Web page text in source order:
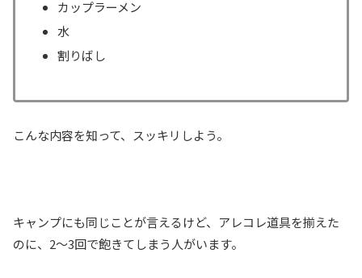
カップラーメン
水
割りばし
こんな内容を知って、スッキリしよう。
キャンプにも同じことが言えるけど、アレコレ道具を揃えた
のに、2～3回で飽きてしまう人がいます。